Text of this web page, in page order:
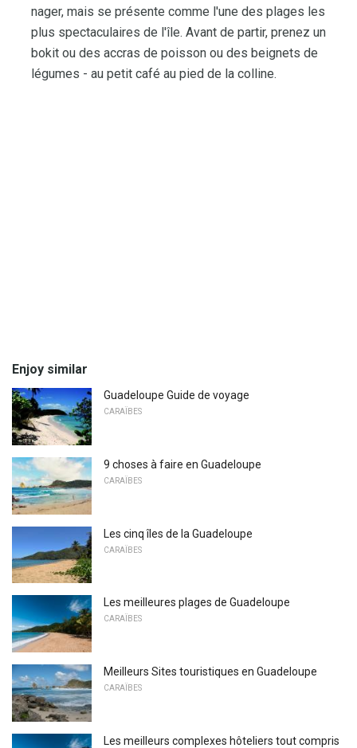
nager, mais se présente comme l'une des plages les
plus spectaculaires de l'île. Avant de partir, prenez un
bokit ou des accras de poisson ou des beignets de
légumes - au petit café au pied de la colline.
Enjoy similar
Guadeloupe Guide de voyage
CARAÏBES
9 choses à faire en Guadeloupe
CARAÏBES
Les cinq îles de la Guadeloupe
CARAÏBES
Les meilleures plages de Guadeloupe
CARAÏBES
Meilleurs Sites touristiques en Guadeloupe
CARAÏBES
Les meilleurs complexes hôteliers tout compris